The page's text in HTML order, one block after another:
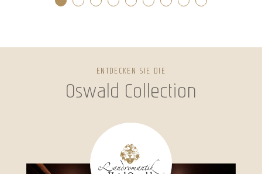
ENTDECKEN SIE DIE
Oswald Collection